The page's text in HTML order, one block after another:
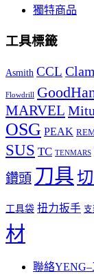
獨特商品
工具標籤
Asmith CCL
Flowdrill
MARVEL
OSG PEAK
SUS TC TENMARS
鑽頭 刀具
工具袋 扭力扳手
材
聯絡